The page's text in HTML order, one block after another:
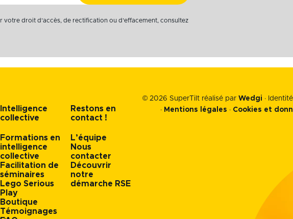
droit d’accès, de rectification ou d’effacement, consultez
Intelligence
collective
Formations en
intelligence
collective
Facilitation de
séminaires
Lego Serious
Play
Boutique
Témoignages
Restons en
contact !
L’équipe
Nous
contacter
Découvrir
notre
démarche RSE
© 2026 SuperTilt réalisé par Wedgi ·
· Mentions légales · Cookies et